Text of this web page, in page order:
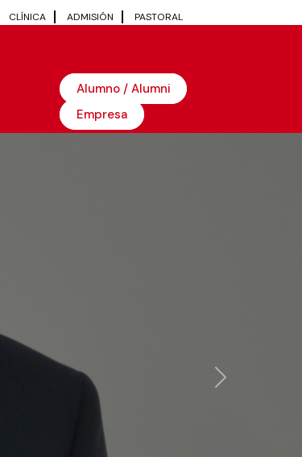
CLÍNICA ADMISIÓN PASTORAL
Alumno / Alumni
Empresa
Siguiente